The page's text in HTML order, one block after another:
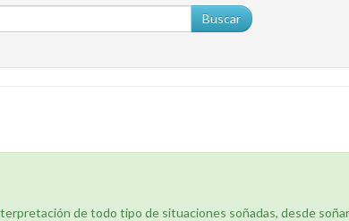
Buscar
de todo tipo de situaciones soñadas, desde